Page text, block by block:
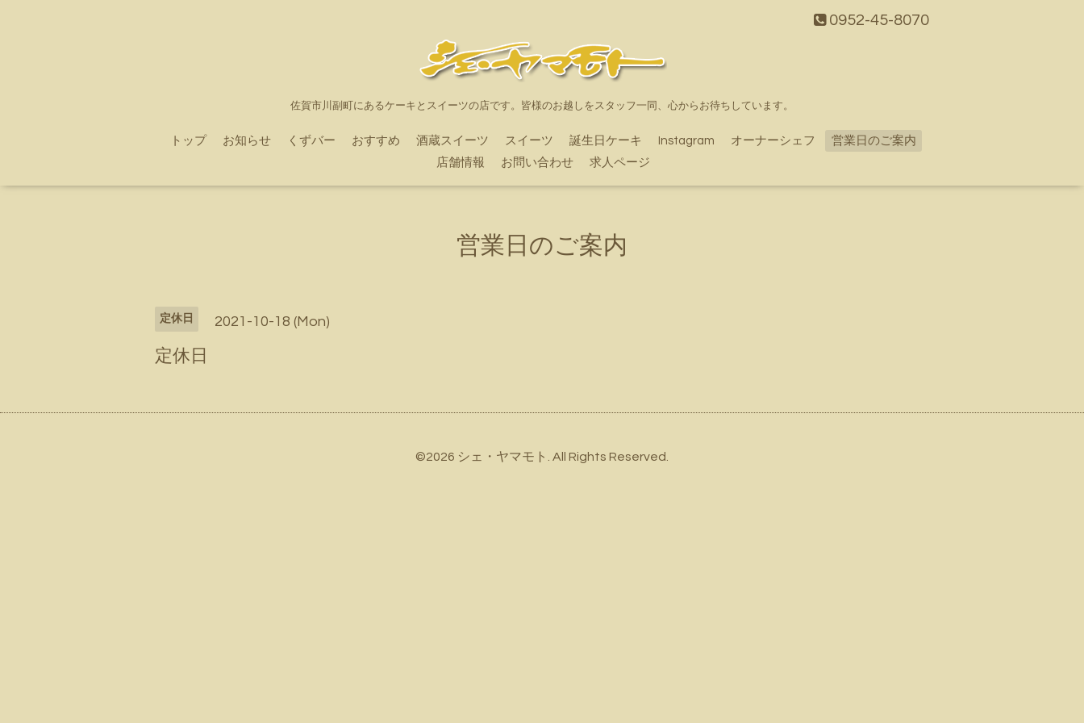
0952-45-8070
佐賀市川副町にあるケーキとスイーツの店です。皆様のお越しをスタッフ一同、心からお待ちしています。
トップ お知らせ くずバー おすすめ 酒蔵スイーツ スイーツ 誕生日ケーキ Instagram オーナーシェフ
営業日のご案内
店舗情報
お問い合わせ 求人ページ
営業日のご案内
定休日 2021-10-18 (Mon)
定休日
©2026 シェ・ヤマモト . All Rights Reserved.